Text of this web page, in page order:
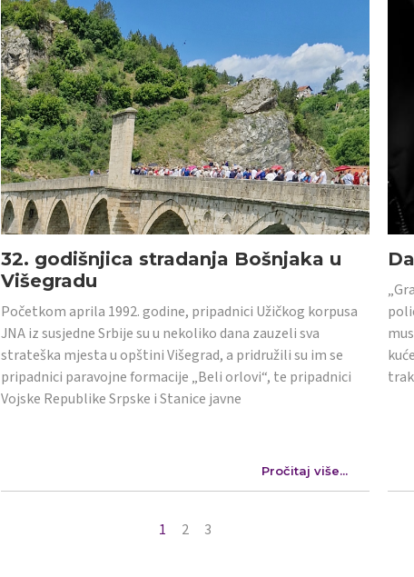
32. godišnjica stradanja Bošnjaka u
Višegradu
Početkom aprila 1992. godine, pripadnici Užičkog korpusa
JNA iz susjedne Srbije su u nekoliko dana zauzeli sva
strateška mjesta u opštini Višegrad, a pridružili su im se
pripadnici paravojne formacije „Beli orlovi“, te pripadnici
Vojske Republike Srpske i Stanice javne
Pročitaj više...
1 2 3